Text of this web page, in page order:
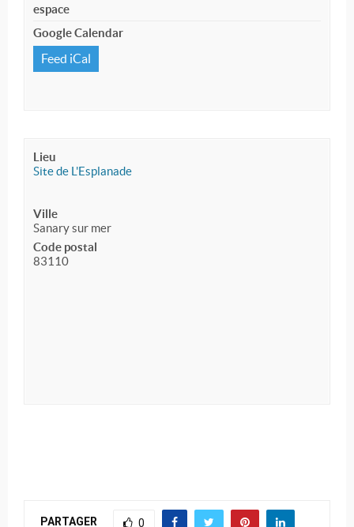
espace
Google Calendar
Feed iCal
Lieu
Site de L'Esplanade
Ville
Sanary sur mer
Code postal
83110
PARTAGER 0